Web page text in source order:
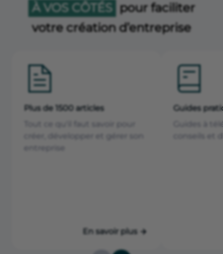
À VOS CÔTÉS pour faciliter
votre création d’entreprise
Plus de 1500 articles
En savoir plus
Guides
Guides à